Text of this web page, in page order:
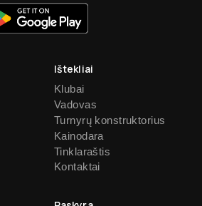
Ištekliai
Klubai
Vadovas
Turnyrų konstruktorius
Kainodara
Tinklaraštis
Kontaktai